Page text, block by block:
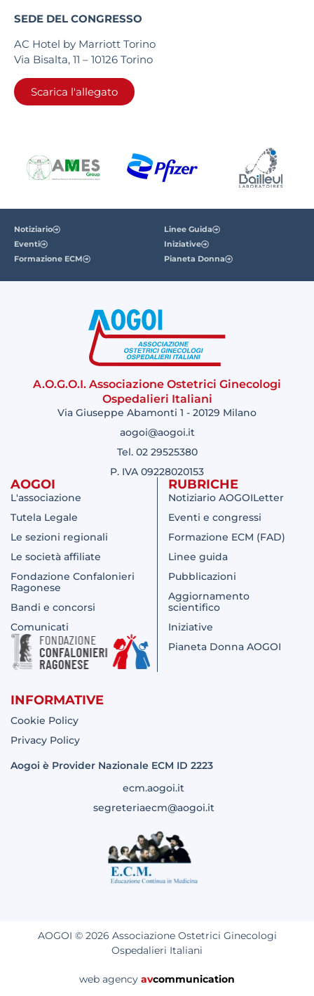
SEDE DEL CONGRESSO
AC Hotel by Marriott Torino
Via Bisalta, 11 – 10126 Torino
Scarica l'allegato
Notiziario
Eventi
Formazione ECM
Linee Guida
Iniziative
Pianeta Donna
A.O.G.O.I. Associazione Ostetrici Ginecologi
Ospedalieri Italiani
Via Giuseppe Abamonti 1 - 20129 Milano
aogoi@aogoi.it
Tel. 02 29525380
P. IVA 09228020153
AOGOI
L'associazione
Tutela Legale
Le sezioni regionali
Le società affiliate
Fondazione Confalonieri
Ragonese
Bandi e concorsi
Comunicati
RUBRICHE
Notiziario AOGOILetter
Eventi e congressi
Formazione ECM (FAD)
Linee guida
Pubblicazioni
Aggiornamento
scientifico
Iniziative
Pianeta Donna AOGOI
INFORMATIVE
Cookie Policy
Privacy Policy
Aogoi è Provider Nazionale ECM ID 2223
ecm.aogoi.it
segreteriaecm@aogoi.it
AOGOI © 2026 Associazione Ostetrici Ginecologi
Ospedalieri Italiani
web agency avcommunication